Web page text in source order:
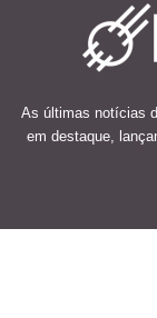
As últimas notícias
em destaque,